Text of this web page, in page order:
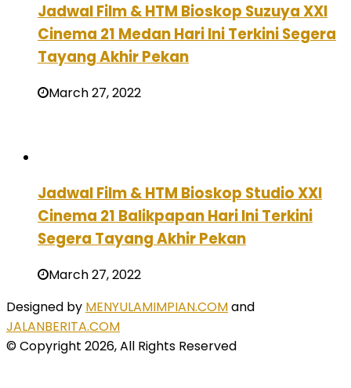
Jadwal Film & HTM Bioskop Suzuya XXI
Cinema 21 Medan Hari Ini Terkini Segera
Tayang Akhir Pekan
March 27, 2022
Jadwal Film & HTM Bioskop Studio XXI
Cinema 21 Balikpapan Hari Ini Terkini
Segera Tayang Akhir Pekan
March 27, 2022
Designed by MENYULAMIMPIAN.COMand
JALANBERITA.COM
© Copyright 2026, All Rights Reserved